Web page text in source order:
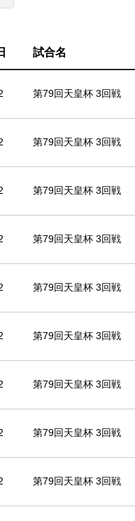
試合名
第79回天皇杯 3回戦
第79回天皇杯 3回戦
第79回天皇杯 3回戦
第79回天皇杯 3回戦
第79回天皇杯 3回戦
第79回天皇杯 3回戦
第79回天皇杯 3回戦
第79回天皇杯 3回戦
第79回天皇杯 3回戦